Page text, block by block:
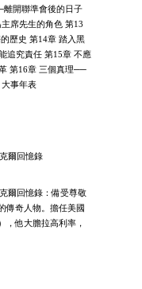
開聯準會後的日子
席先生的角色 第13
歷史 第14章 踏入黑
追究責任 第15章 不應
第16章 三個真理──
事年表
爾回憶錄
爾回憶錄：備受尊敬
傳奇人物。擔任美國
，他大膽拉高利率，